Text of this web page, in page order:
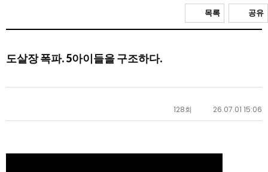
공유
목록
도살장 폭파. 5아이들을 구조하다.
128회 26.07.01 15:06